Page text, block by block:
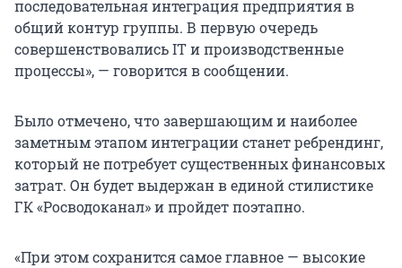
последовательная интеграция предприятия в
общий контур группы. В первую очередь
совершенствовались IT и производственные
процессы», — говорится в сообщении.
Было отмечено, что завершающим и наиболее
заметным этапом интеграции станет ребрендинг,
который не потребует существенных финансовых
затрат. Он будет выдержан в единой стилистике
ГК «Росводоканал» и пройдет поэтапно.
«При этом сохранится самое главное — высокие